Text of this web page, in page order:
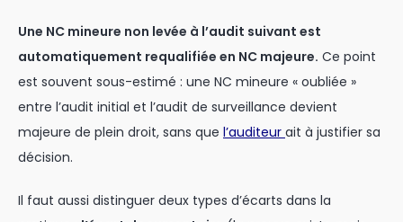
Une NC mineure non levée à l’audit suivant est
automatiquement requalifiée en NC majeure. Ce point
est souvent sous-estimé : une NC mineure « oubliée »
entre l’audit initial et l’audit de surveillance devient
majeure de plein droit, sans que l’auditeur ait à justifier sa
décision.
Il faut aussi distinguer deux types d’écarts dans la